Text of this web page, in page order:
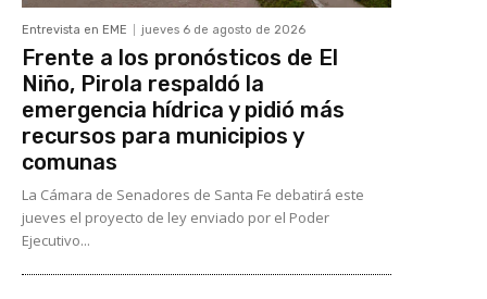
Entrevista en EME jueves 6 de agosto de 2026
Frente a los pronósticos de El
Niño, Pirola respaldó la
emergencia hídrica y pidió más
recursos para municipios y
comunas
La Cámara de Senadores de Santa Fe debatirá este
jueves el proyecto de ley enviado por el Poder
Ejecutivo...